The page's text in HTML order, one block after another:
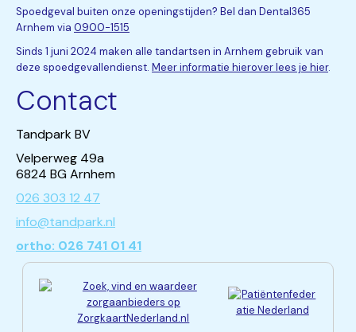
Spoedgeval buiten onze openingstijden? Bel dan Dental365
Arnhem via 0900-1515
Sinds 1 juni 2024 maken alle tandartsen in Arnhem gebruik van
deze spoedgevallendienst. Meer informatie hierover lees je hier.
Contact
Tandpark BV
Velperweg 49a
6824 BG Arnhem
026 303 12 47
info@tandpark.nl
ortho: 026 741 01 41